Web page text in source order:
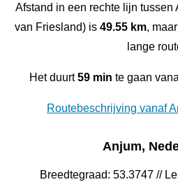
Afstand in een rechte lijn tussen
van Friesland) is 49.55 km,
lange
Het duurt59 min te gaan
Routebeschrijving vanaf
Anjum,
Breedtegraad: 53.3747 //